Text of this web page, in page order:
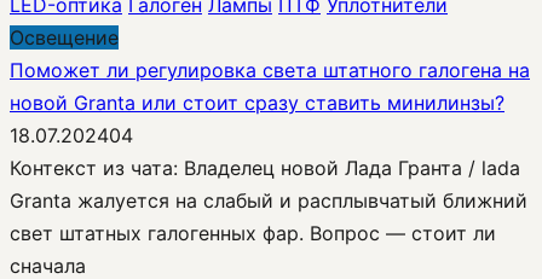
Освещение
Поможет ли регулировка света штатного галогена на
новой Granta или стоит сразу ставить минилинзы?
18.07.202404
Контекст из чата: Владелец новой Лада Гранта / lada
Granta жалуется на слабый и расплывчатый ближний
свет штатных галогенных фар. Вопрос — стоит ли
сначала